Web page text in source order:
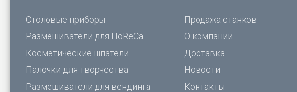
Столовые приборы
Размешиватели для HoReCa
Косметические шпатели
Палочки для творчества
Размешиватели для вендинга
Продажа станков
О компании
Доставка
Новости
Контакты